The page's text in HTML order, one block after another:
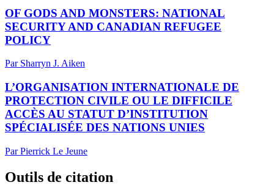
OF GODS AND MONSTERS: NATIONAL
SECURITY AND CANADIAN REFUGEE
POLICY
Par Sharryn J. Aiken
L’ORGANISATION INTERNATIONALE DE
PROTECTION CIVILE OU LE DIFFICILE
ACCÈS AU STATUT D’INSTITUTION
SPÉCIALISÉE DES NATIONS UNIES
Par Pierrick Le Jeune
Outils de citation